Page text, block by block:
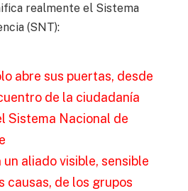
realmente el Sistema
(SNT):
abre sus puertas, desde
de la ciudadanía
Sistema Nacional de
aliado visible, sensible
causas, de los grupos